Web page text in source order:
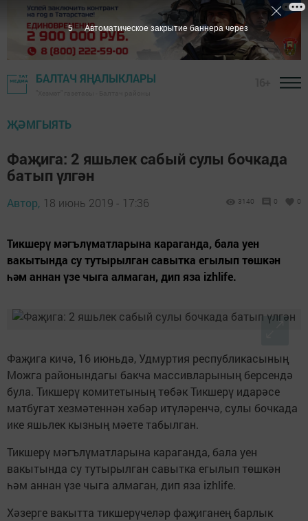
БАЛТАЧ ЯҢАЛЫКЛАРЫ
ҖӘМГЫЯТЬ
Фаҗига: 2 яшьлек сабый сулы бочкада
батып үлгән
Автор, 18 июнь 2019 - 17:36 3140 0 0
Тикшерү мәгълүматларына караганда, бала уен
вакытында су тутырылган савытка егылып төшкән
һәм аннан үзе чыга алмаган, дип яза izhlife.
Фаҗига кичә, 16 июньдә, Удмуртия республикасының
Можга районындагы бакча массивларының берсендә
була. Тикшерү комитетының төбәк Тикшерү идарәсе
матбугат хезмәтеннән хәбәр итүләренчә, сулы бочкада
ике яшьлек кызның мәете табылган.
Тикшерү мәгълүматларына караганда, бала уен
вакытында су тутырылган савытка егылып төшкән
һәм аннан үзе чыга алмаган, дип яза izhlife.
Хәзерге вакытта тикшерүчеләр фаҗиганең барлык
4 Автоматическое закрытие баннера через